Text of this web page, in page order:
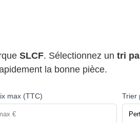
SLCF. Sélectionnez un tri
la bonne pièce.
max (TTC) Trier